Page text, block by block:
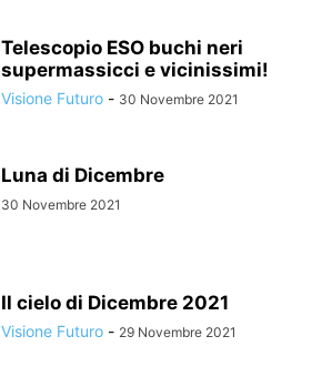
Telescopio ESO buchi neri
supermassicci e vicinissimi!
Visione Futuro - 30 Novembre 2021
Luna di Dicembre
30 Novembre 2021
Il cielo di Dicembre 2021
Visione Futuro - 29 Novembre 2021